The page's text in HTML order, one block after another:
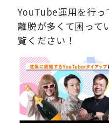
YouTube運用を行っ
離脱が多くて困って
覧ください！